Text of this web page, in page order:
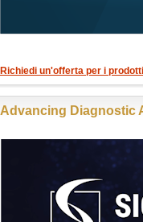
Richiedi un'offerta per i
Advancing Diagnostic